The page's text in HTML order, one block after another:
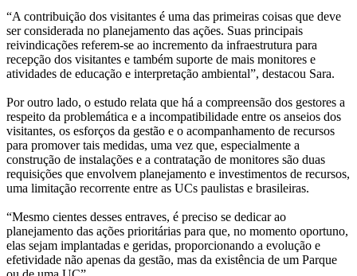
“A contribuição dos visitantes é uma das primeiras coisas que deve
ser considerada no planejamento das ações. Suas principais
reivindicações referem-se ao incremento da infraestrutura para
recepção dos visitantes e também suporte de mais monitores e
atividades de educação e interpretação ambiental”, destacou Sara.
Por outro lado, o estudo relata que há a compreensão dos gestores a
respeito da problemática e a incompatibilidade entre os anseios dos
visitantes, os esforços da gestão e o acompanhamento de recursos
para promover tais medidas, uma vez que, especialmente a
construção de instalações e a contratação de monitores são duas
requisições que envolvem planejamento e investimentos de recursos,
uma limitação recorrente entre as UCs paulistas e brasileiras.
“Mesmo cientes desses entraves, é preciso se dedicar ao
planejamento das ações prioritárias para que, no momento oportuno,
elas sejam implantadas e geridas, proporcionando a evolução e
efetividade não apenas da gestão, mas da existência de um Parque